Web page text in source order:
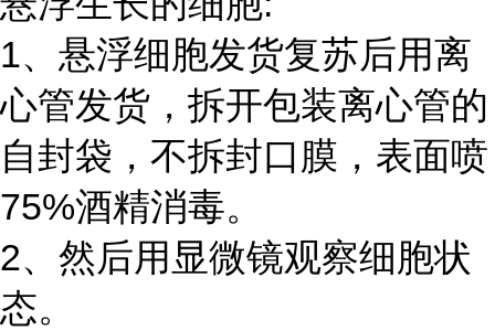
1、悬浮细胞发货复苏后用离
心管发货，拆开包装离心管的
自封袋，不拆封口膜，表面喷
75%酒精消毒。
2、然后用显微镜观察细胞状
态。